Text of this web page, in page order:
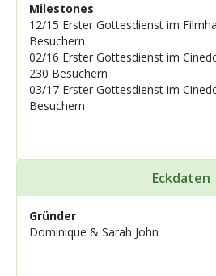
Milestones
12/15 Erster Gottesdienst im
Besuchern
02/16 Erster Gottesdienst im
230 Besuchern
03/17 Erster Gottesdienst im
Besuchern
Eckdaten
Gründer
Dominique & Sarah John